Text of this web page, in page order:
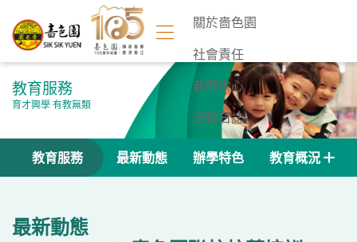
關於嗇色園
社會責任
新聞中心
活動日誌
聯絡我們
教育服務
育才興學 有教無類
教育服務 最新動態 辦學特色 教育概況
最新動態